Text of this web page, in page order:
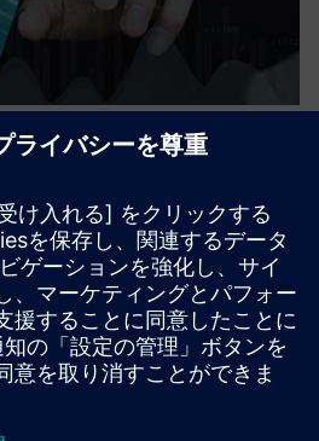
的品質検査ソフトウェア。ハー
ラー分類のおかげで疑似欠陥の
数時間でAIモデルをセットアップ